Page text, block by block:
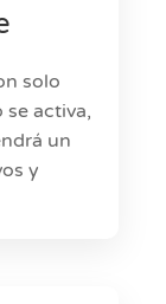
solo
activa,
un
y